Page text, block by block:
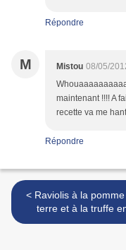
Répondre
M Mistou 08/05/
maintenant !!!! A
recette va me
Répondre
< Raviolis à la pomme de
terre et à la truffe
bouillon